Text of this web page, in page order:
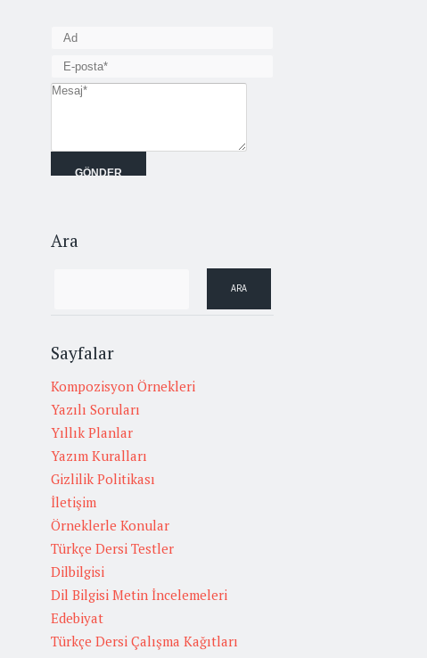
Ara
Sayfalar
Kompozisyon Örnekleri
Yazılı Soruları
Yıllık Planlar
Yazım Kuralları
Gizlilik Politikası
İletişim
Örneklerle Konular
Türkçe Dersi Testler
Dilbilgisi
Dil Bilgisi Metin İncelemeleri
Edebiyat
Türkçe Dersi Çalışma Kağıtları